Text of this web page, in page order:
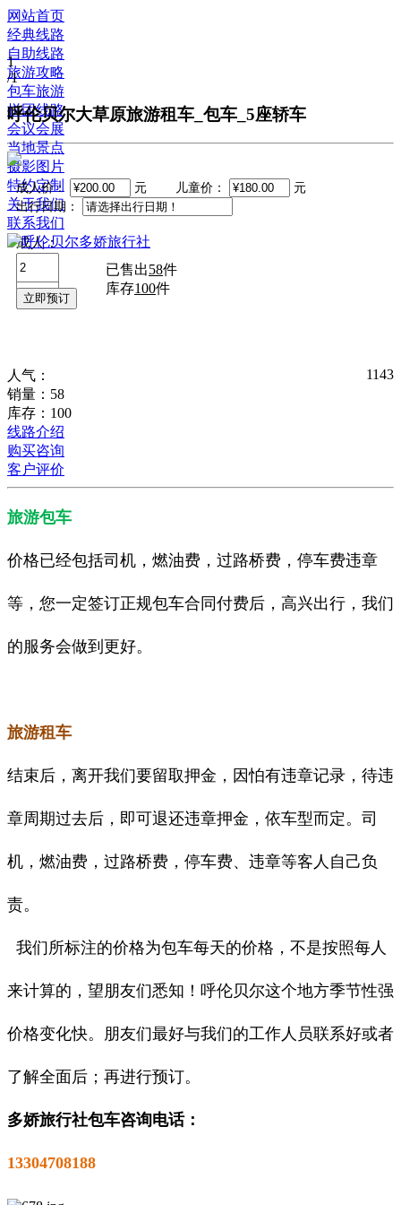
网站首页
经典线路
自助线路
旅游攻略
包车旅游
拼团线路
会议会展
当地景点
摄影图片
特约定制
关于我们
联系我们
1
/1
呼伦贝尔大草原旅游租车_包车_5座轿车
成人价： 元 儿童价：
元
出行日期：
成人：
儿童：
已售出58件
库存100件
人气：
1143
销量：58
库存：100
线路介绍
购买咨询
客户评价
旅游包车
价格已经包括司机，燃油费，过路桥费，停车费违章
等，您一定签订正规包车合同付费后，高兴出行，我们
的服务会做到更好。
旅游租车
结束后，离开我们要留取押金，因怕有违章记录，待违
章周期过去后，即可退还违章押金，依车型而定。司
机，燃油费，过路桥费，停车费、违章等客人自己负
责。
我们所标注的价格为包车每天的价格，不是按照每人
来计算的，望朋友们悉知！呼伦贝尔这个地方季节性强
价格变化快。朋友们最好与我们的工作人员联系好或者
了解全面后；再进行预订。
多娇旅行社包车咨询电话：
13304708188